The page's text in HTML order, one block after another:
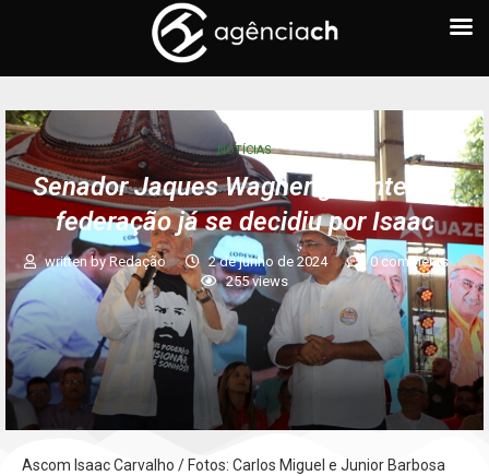
NOTÍCIAS
Senador Jaques Wagner garante que
federação já se decidiu por Isaac
written byRedação 2 de junho de 2024
0 comments
255views
Ascom Isaac Carvalho / Fotos: Carlos Miguel e Junior Barbosa